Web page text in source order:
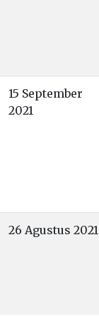
15 September
2021
26 Agustus 2021